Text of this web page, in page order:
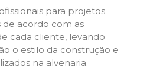
para projetos
de acordo com as
cada cliente, levando
o estilo da construção e
na alvenaria.